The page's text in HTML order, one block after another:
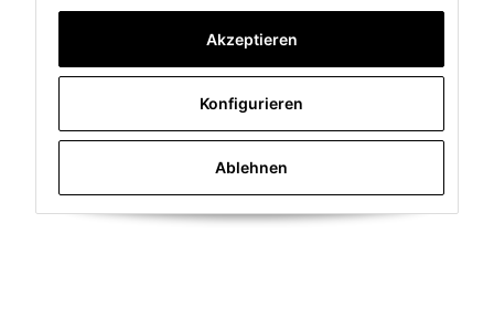
Akzeptieren
Konfigurieren
Ablehnen